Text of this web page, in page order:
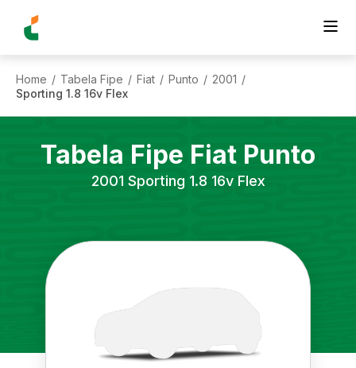
Home / Tabela Fipe / Fiat / Punto / 2001 /
Sporting 1.8 16v Flex
Tabela Fipe Fiat Punto
2001 Sporting 1.8 16v Flex